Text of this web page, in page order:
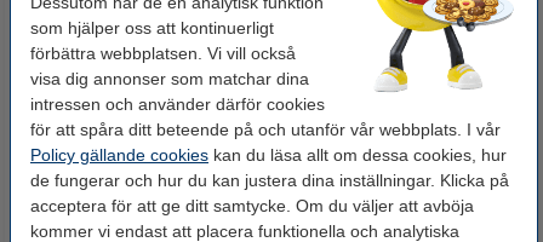
som hjälper oss att kontinuerligt
förbättra webbplatsen. Vi vill också
visa dig annonser som matchar dina
intressen och använder därför cookies
för att spåra ditt beteende på och utanför vår webbplats. I vår
Policy gällande cookies kan du läsa allt om dessa cookies, hur
de fungerar och hur du kan justera dina inställningar. Klicka på
acceptera för att ge ditt samtycke. Om du väljer att avböja
kommer vi endast att placera funktionella och analytiska
Handtvål 300ml | Palmolive
Hygiene Plus Sensitive
34 kr Inkl. 25% Moms
Handkräm 75ml | Abena
54 kr Inkl. 25% Moms